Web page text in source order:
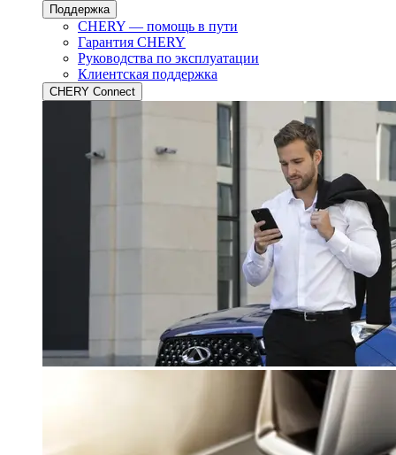
Поддержка
CHERY — помощь в пути
Гарантия CHERY
Руководства по эксплуатации
Клиентская поддержка
CHERY Connect